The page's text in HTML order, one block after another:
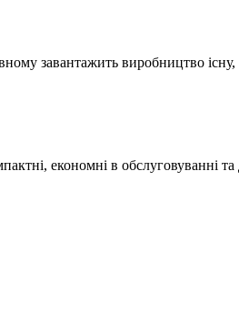
завантажить виробництво
економні в обслуговуванні та